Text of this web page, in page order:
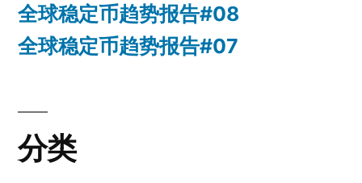
全球稳定币趋势报告#08
全球稳定币趋势报告#07
分类